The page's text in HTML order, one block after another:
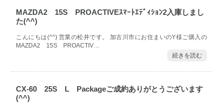
MAZDA2 15S PROACTIVEｽﾏｰﾄｴﾃﾞｨｼｮﾝ2入庫しまし
た(^^)
こんにちは(^^) 営業の松井です。 加古川市にお住まいのY様ご購入の
MAZDA2 15S PROACTIV…
続きを読む
CX-60 25S L Packageご成約ありがとうございます
(^^)